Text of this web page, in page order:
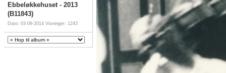
Ebbeløkkehuset - 2013
(B11843)
Dato: 03-09-2014 Visninger: 1243